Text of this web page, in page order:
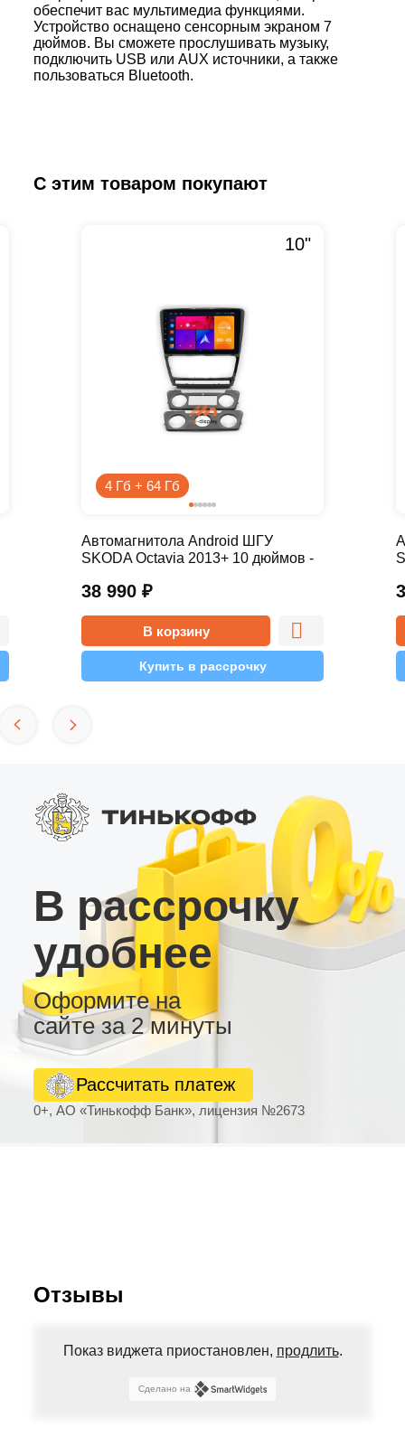
обеспечит вас мультимедиа функциями.
Устройство оснащено сенсорным экраном 7
дюймов. Вы сможете прослушивать музыку,
подключить USB или AUX источники, а также
пользоваться Bluetooth.
С этим товаром покупают
4 Гб + 64 Гб
10"
38 990 ₽
Автомагнитола Android ШГУ
SKODA Octavia 2013+ 10 дюймов -
В корзину
Купить в рассрочку
В рассрочку
удобнее
Оформите на
сайте за 2 минуты
0+, АО «Тинькофф Банк», лицензия №2673
Рассчитать платеж
Отзывы
Показ виджета приостановлен, продлить.
Сделано на